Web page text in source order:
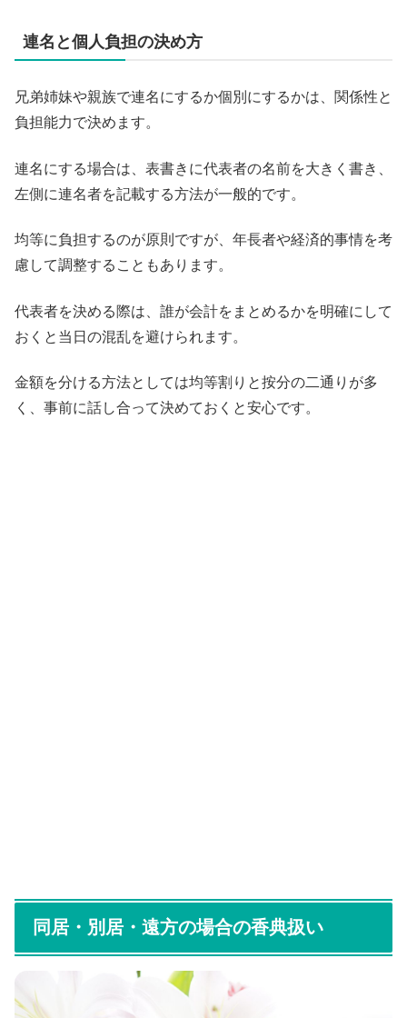
連名と個人負担の決め方
兄弟姉妹や親族で連名にするか個別にするかは、関係性と
負担能力で決めます。
連名にする場合は、表書きに代表者の名前を大きく書き、
左側に連名者を記載する方法が一般的です。
均等に負担するのが原則ですが、年長者や経済的事情を考
慮して調整することもあります。
代表者を決める際は、誰が会計をまとめるかを明確にして
おくと当日の混乱を避けられます。
金額を分ける方法としては均等割りと按分の二通りが多
く、事前に話し合って決めておくと安心です。
同居・別居・遠方の場合の香典扱い